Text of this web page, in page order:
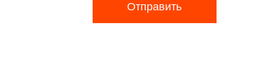
Отправить